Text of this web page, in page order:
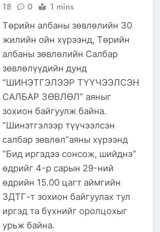
18
0 1 mins
Төрийн албаны зөвлөлийн 30
жилийн ойн хүрээнд, Төрийн
албаны зөвлөлийн Салбар
зөвлөлүүдийн дунд
“ШИНЭТГЭЛЭЭР ТҮҮЧЭЭЛСЭН
САЛБАР ЗӨВЛӨЛ” аяныг
зохион байгуулж байна.
“Шинэтгэлээр түүчээлсэн
салбар зөвлөл”аяны хүрээнд
“Бид иргэдээ сонсож, шийднэ”
өдрийг 4-р сарын 29-ний
өдрийн 15.00 цагт аймгийн
ЗДТГ-т зохион байгуулах тул
иргэд та бүхнийг оролцохыг
урьж байна.